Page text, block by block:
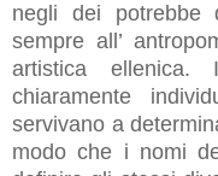
negli dei
sempre all’
artistica
chiaramente
servivano a
modo che i nomi